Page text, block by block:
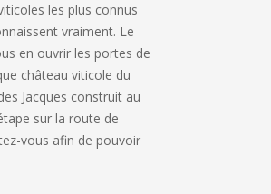
les plus connus
vraiment. Le
en ouvrir les portes de
château viticole du
Jacques construit au
sur la route de
vous afin de pouvoir